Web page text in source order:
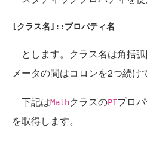
[クラス名]::プロパティ名
とします。クラス名は角括
メータの間はコロンを2つ続け
下記はMathクラスのPIプロ
を取得します。